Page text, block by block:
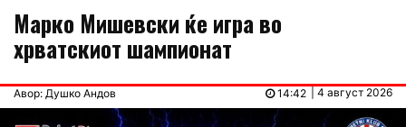
Марко Мишевски ќе игра во
хрватскиот шампионат
Авор: Душко Андов | 4 август 2026
14:42